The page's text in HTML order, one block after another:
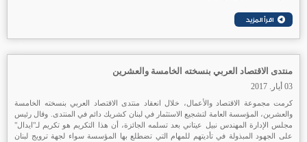
منتدى الاقتصاد العربي بنسخته الخامسة والعشرين
03 أيار. 2017
كرمت مجموعة الاقتصاد والأعمال، خلال انعقاد منتدى الاقتصاد العربي بنسخته الخامسة
والعشرين، المؤسسة العامة لتشجيع الاستثمار في لبنان كشريك دائم في المنتدى. وقال رئيس
مجلس الإدارة المهندس نبيل عيتاني بعد تسلمه الجائزة، أن هذا التكريم هو تكريم لـ"ايدال"
على الجهود المبذولة في تأديتهم للمهام التي تضطلع بها المؤسسة سواء لجهة ترويج لبنان